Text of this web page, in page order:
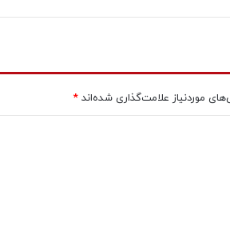
موردنیاز علامت‌گذاری شده‌اند *